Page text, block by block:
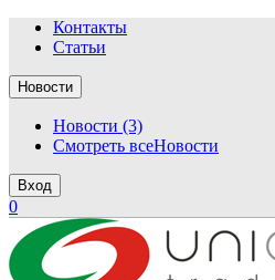
Контакты
Статьи
Новости
Новости (3)
Смотреть всеНовости
Вход
0